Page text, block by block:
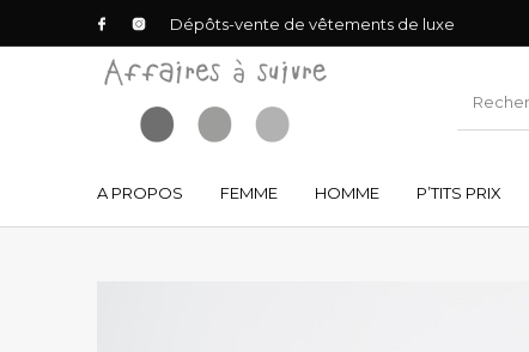
Dépôts-vente de vêtements de luxe
A PROPOS FEMME HOMME P’TITS PRIX